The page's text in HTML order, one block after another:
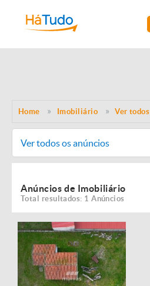
Home Imobiliário Ver todos
Ver todos os anúncios
Anúncios de Imobiliário
Total resultados: 1 Anúncios